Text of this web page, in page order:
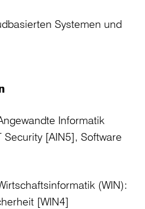
Systemen und
Informatik
Security [AIN5], Software
(WIN):
[WIN4]